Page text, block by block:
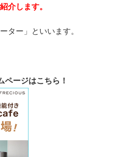
介します。
ター」といいます。
ページはこちら！